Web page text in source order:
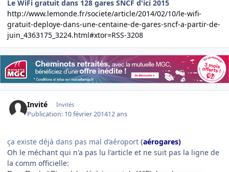
Le WiFi gratuit dans 128 gares SNCF d'ici 2015
http://www.lemonde.fr/societe/article/2014/02/10/le-wifi-
gratuit-deploye-dans-une-centaine-de-gares-sncf-a-partir-de-
juin_4363175_3224.html#xtor=RSS-3208
Invité Invités
Publication: 10 février 201412 ans
ça existe déjà dans pas mal d’aéroport (aérogares)
Oh le méchant qui n'a pas lu l'article et ne suit pas la ligne de
la comm officielle: